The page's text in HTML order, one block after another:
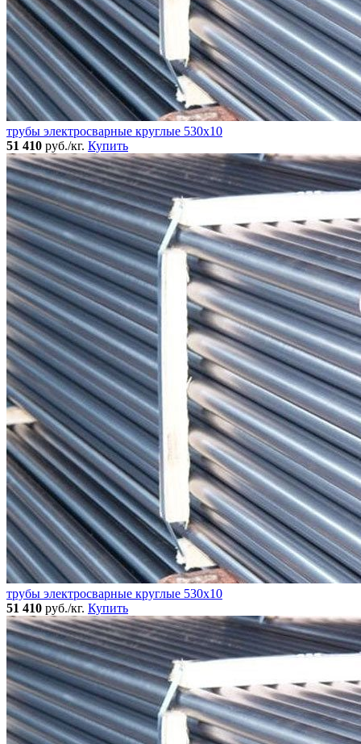
трубы электросварные круглые 530x10
51 410 руб./кг. Купить
трубы электросварные круглые 530x10
51 410 руб./кг. Купить